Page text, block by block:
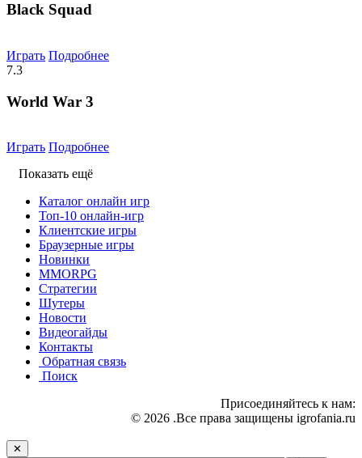
Black Squad
Играть Подробнее
7.3
World War 3
Играть Подробнее
Показать ещё
Каталог онлайн игр
Топ-10 онлайн-игр
Клиентские игры
Браузерные игры
Новинки
MMORPG
Стратегии
Шутеры
Новости
Видеогайды
Контакты
Обратная связь
Поиск
Присоединяйтесь к нам:
© 2026 .Все права защищены igrofania.ru
✕